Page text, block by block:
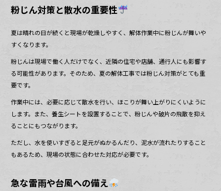
粉じん対策と散水の重要性
夏は晴れの日が続くと現場が乾燥しやすく、解体作業中に粉じんが舞いや
すくなります。
粉じんは現場で働く人だけでなく、近隣の住宅や店舗、通行人にも影響す
る可能性があります。そのため、夏の解体工事では粉じん対策がとても重
要です。
作業中には、必要に応じて散水を行い、ほこりが舞い上がりにくいように
します。また、養生シートを設置することで、粉じんや破片の飛散を抑え
ることにもつながります。
ただし、水を使いすぎると足元がぬかるんだり、泥水が流れたりすること
もあるため、現場の状態に合わせた対応が必要です。
急な雷雨や台風への備え